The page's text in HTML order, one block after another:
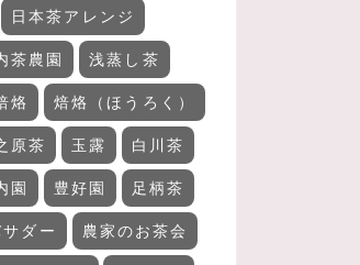
日本茶アレンジ
茶農園 浅蒸し茶
烙 焙烙（ほうろく）
原茶 玉露 白川茶
園 豊好園 足柄茶
ダー 農家のお茶会